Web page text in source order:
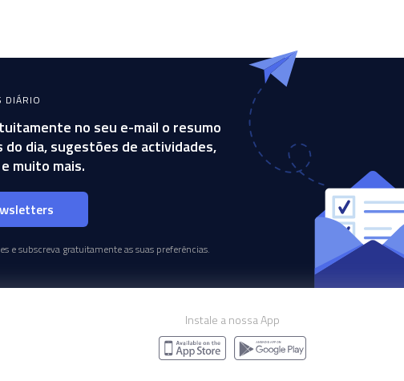
DIÁRIO
no seu e-mail o resumo
do dia, sugestões de actividades,
muito mais.
e subscreva gratuitamente as suas preferências.
Instale a nossa App